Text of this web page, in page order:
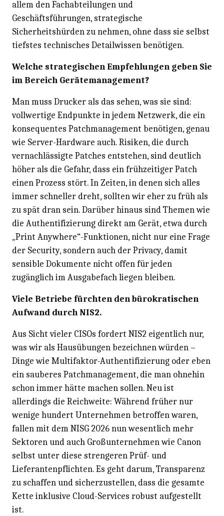
allem den Fachabteilungen und
Geschäftsführungen, strategische
Sicherheitshürden zu nehmen, ohne dass sie selbst
tiefstes technisches Detailwissen benötigen.
Welche strategischen Empfehlungen geben Sie
im Bereich Gerätemanagement?
Man muss Drucker als das sehen, was sie sind:
vollwertige Endpunkte in jedem Netzwerk, die ein
konsequentes Patchmanagement benötigen, genau
wie Server-Hardware auch. Risiken, die durch
vernachlässigte Patches entstehen, sind deutlich
höher als die Gefahr, dass ein frühzeitiger Patch
einen Prozess stört. In Zeiten, in denen sich alles
immer schneller dreht, sollten wir eher zu früh als
zu spät dran sein. Darüber hinaus sind Themen wie
die Authentifizierung direkt am Gerät, etwa durch
„Print Anywhere“-Funktionen, nicht nur eine Frage
der Security, sondern auch der Privacy, damit
sensible Dokumente nicht offen für jeden
zugänglich im Ausgabefach liegen bleiben.
Viele Betriebe fürchten den bürokratischen
Aufwand durch NIS2.
Aus Sicht vieler CISOs fordert NIS2 eigentlich nur,
was wir als Hausübungen bezeichnen würden –
Dinge wie Multifaktor-Authentifizierung oder eben
ein sauberes Patchmanagement, die man ohnehin
schon immer hätte machen sollen. Neu ist
allerdings die Reichweite: Während früher nur
wenige hundert Unternehmen betroffen waren,
fallen mit dem NISG 2026 nun wesentlich mehr
Sektoren und auch Großunternehmen wie Canon
selbst unter diese strengeren Prüf- und
Lieferantenpflichten. Es geht darum, Transparenz
zu schaffen und sicherzustellen, dass die gesamte
Kette inklusive Cloud-Services robust aufgestellt
ist.